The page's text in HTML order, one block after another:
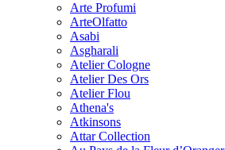
Arte Profumi
ArteOlfatto
Asabi
Asgharali
Atelier Cologne
Atelier Des Ors
Atelier Flou
Athena's
Atkinsons
Attar Collection